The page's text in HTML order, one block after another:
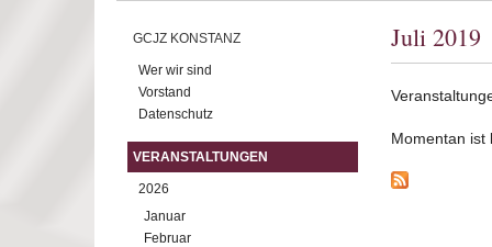
GCJZ KONSTANZ
Wer wir sind
Vorstand
Datenschutz
VERANSTALTUNGEN
2026
Januar
Februar
Juli 2019
Momentan ist